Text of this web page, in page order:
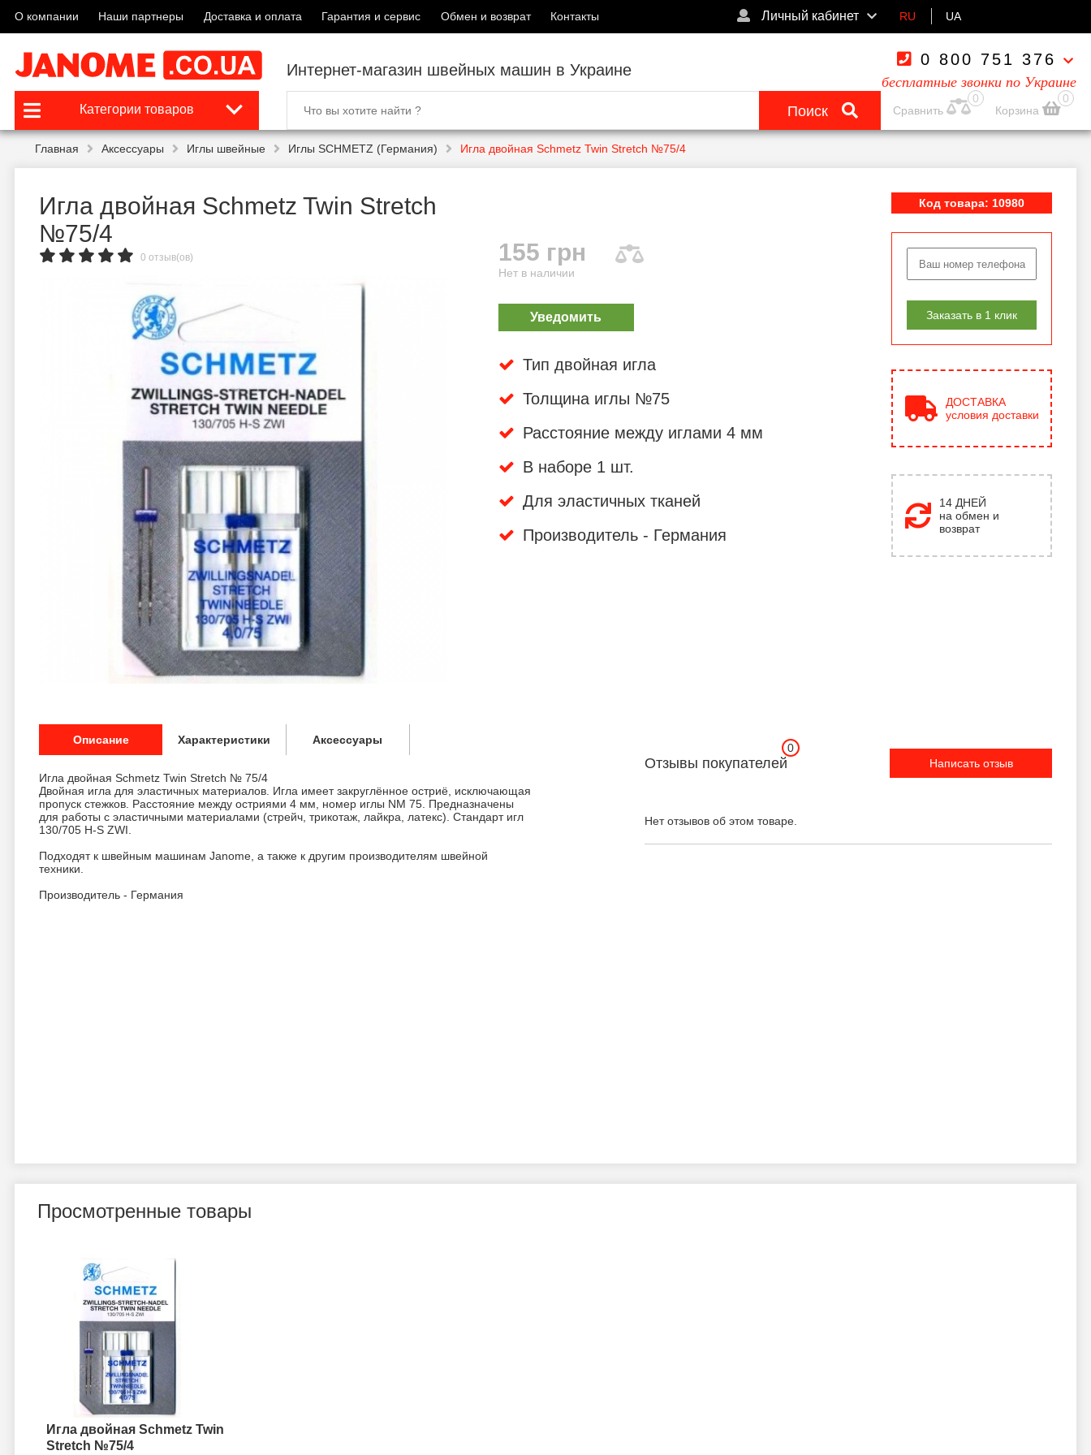
О компании Наши партнеры Доставка и оплата Гарантия и сервис Обмен и возврат Контакты Личный кабинет RU UA
Интернет-магазин швейных машин в Украине
0 800 751 376
бесплатные звонки по Украине
Категории товаров Поиск
0
Сравнить
0
Корзина
Главная Аксессуары Иглы швейные Иглы SCHMETZ (Германия) Игла двойная Schmetz Twin Stretch №75/4
Игла двойная Schmetz Twin Stretch
№75/4
0 отзыв(ов) 155 грн
Нет в наличии
Уведомить
Тип двойная игла
Толщина иглы №75
Расстояние между иглами 4 мм
В наборе 1 шт.
Для эластичных тканей
Производитель - Германия
Код товара: 10980
Заказать в 1 клик
ДОСТАВКА
условия доставки
14 ДНЕЙ
на обмен и
возврат
Описание Характеристики Аксессуары
Игла двойная Schmetz Twin Stretch № 75/4
Двойная игла для эластичных материалов. Игла имеет закруглённое остриё, исключающая
пропуск стежков. Расстояние между остриями 4 мм, номер иглы NM 75. Предназначены
для работы с эластичными материалами (стрейч, трикотаж, лайкра, латекс). Стандарт игл
130/705 H-S ZWI.
Подходят к швейным машинам Janome, а также к другим производителям швейной
техники.
Производитель - Германия
Отзывы покупателей
0
Написать отзыв
Нет отзывов об этом товаре.
Просмотренные товары
Игла двойная Schmetz Twin
Stretch №75/4